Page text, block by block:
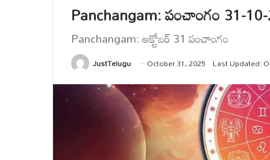
Panchangam: పంచాంగం 31-
Panchangam: అక్టోబర్ 31 పంచాంగం
JustTelugu October 31, 2025 Last Updated: